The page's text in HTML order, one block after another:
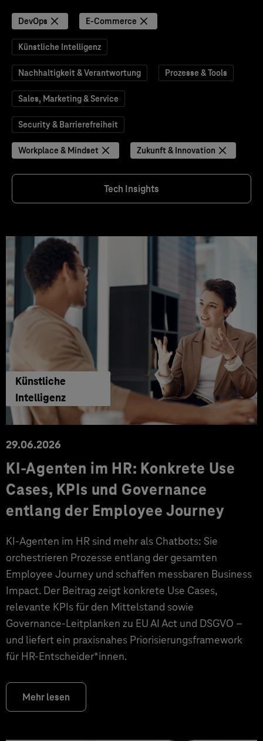
DevOps E-Commerce
Künstliche Intelligenz
Nachhaltigkeit & Verantwortung Prozesse & Tools
Sales, Marketing & Service
Security & Barrierefreiheit
Workplace & Mindset Zukunft & Innovation
Tech Insights
Künstliche
Intelligenz
29.06.2026
KI‑Agenten im HR: Konkrete Use
Cases, KPIs und Governance
entlang der Employee Journey
KI‑Agenten im HR sind mehr als Chatbots: Sie
orchestrieren Prozesse entlang der gesamten
Employee Journey und schaffen messbaren Business
Impact. Der Beitrag zeigt konkrete Use Cases,
relevante KPIs für den Mittelstand sowie
Governance‑Leitplanken zu EU AI Act und DSGVO –
und liefert ein praxisnahes Priorisierungsframework
für HR‑Entscheider*innen.
Mehr lesen